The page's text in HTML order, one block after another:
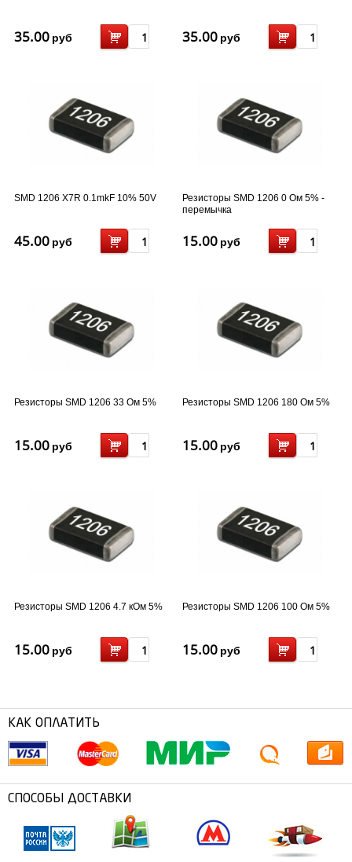
35.00 руб 35.00 руб
SMD 1206 X7R 0.1mkF 10% 50V
45.00 руб
Резисторы SMD 1206 0 Ом 5% -
перемычка
15.00 руб
Резисторы SMD 1206 33 Ом 5%
15.00 руб
Резисторы SMD 1206 180 Ом 5%
15.00 руб
Резисторы SMD 1206 4.7 кОм 5%
15.00 руб
Резисторы SMD 1206 100 Ом 5%
15.00 руб
КАК ОПЛАТИТЬ
СПОСОБЫ ДОСТАВКИ